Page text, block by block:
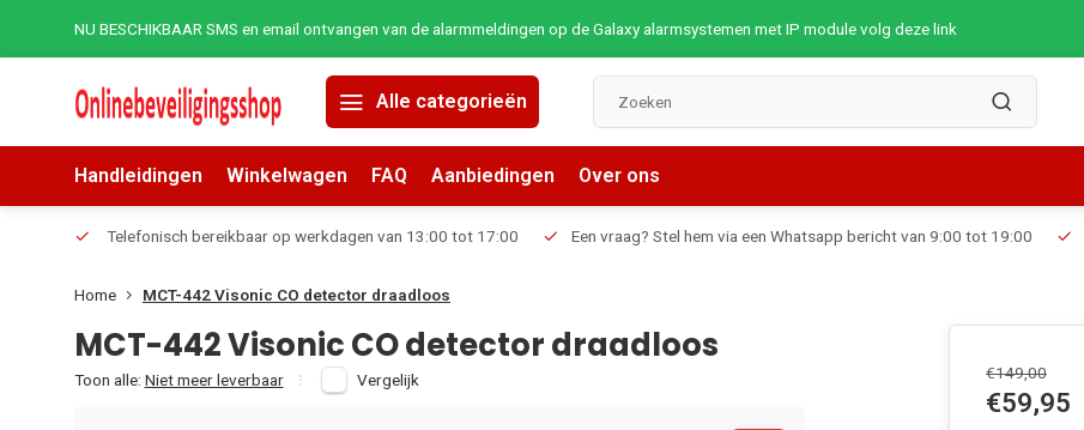
NU BESCHIKBAAR SMS en email ontvangen van de alarmmeldingen op de Galaxy alarmsystemen met IP module volg deze link
Alle categorieën
Handleidingen Winkelwagen FAQ Aanbiedingen Over ons
Telefonisch bereikbaar op werkdagen van 13:00 tot 17:00 Een vraag? Stel hem via een Whatsapp bericht van 9:00 tot 19:00
Home MCT-442 Visonic CO detector draadloos
MCT-442 Visonic CO detector draadloos
Toon alle: Niet meer leverbaar Vergelijk €149,00
€59,95